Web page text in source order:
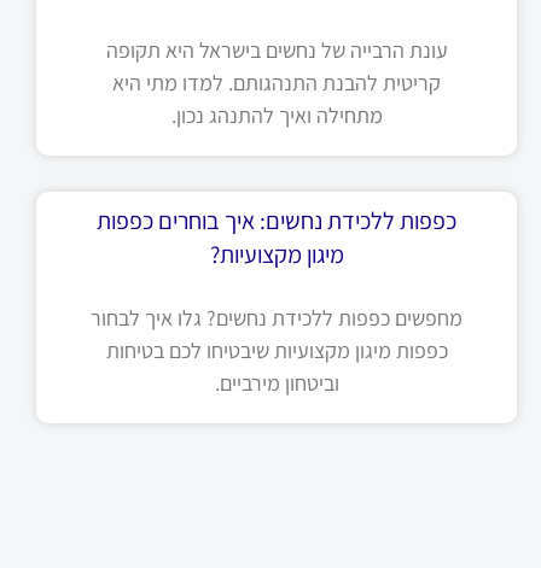
עונת הרבייה של נחשים בישראל היא תקופה
קריטית להבנת התנהגותם. למדו מתי היא
מתחילה ואיך להתנהג נכון.
כפפות ללכידת נחשים: איך בוחרים כפפות
מיגון מקצועיות?
מחפשים כפפות ללכידת נחשים? גלו איך לבחור
כפפות מיגון מקצועיות שיבטיחו לכם בטיחות
וביטחון מירביים.